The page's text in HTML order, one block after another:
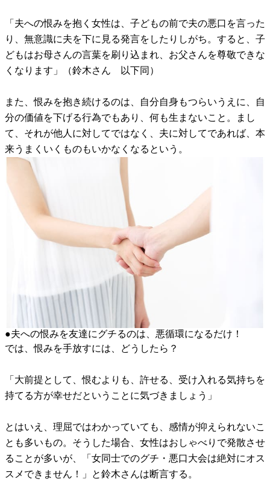
「夫への恨みを抱く女性は、子どもの前で夫の悪口を言った
り、無意識に夫を下に見る発言をしたりしがち。すると、子
どもはお母さんの言葉を刷り込まれ、お父さんを尊敬できな
くなります」（鈴木さん 以下同）
また、恨みを抱き続けるのは、自分自身もつらいうえに、自
分の価値を下げる行為でもあり、何も生まないこと。まし
て、それが他人に対してではなく、夫に対してであれば、本
来うまくいくものもいかなくなるという。
●夫への恨みを友達にグチるのは、悪循環になるだけ！
では、恨みを手放すには、どうしたら？
「大前提として、恨むよりも、許せる、受け入れる気持ちを
持てる方が幸せだということに気づきましょう」
とはいえ、理屈ではわかっていても、感情が抑えられないこ
とも多いもの。そうした場合、女性はおしゃべりで発散させ
ることが多いが、「女同士でのグチ・悪口大会は絶対にオス
スメできません！」と鈴木さんは断言する。